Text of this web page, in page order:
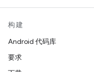
构建
Android 代码库
要求